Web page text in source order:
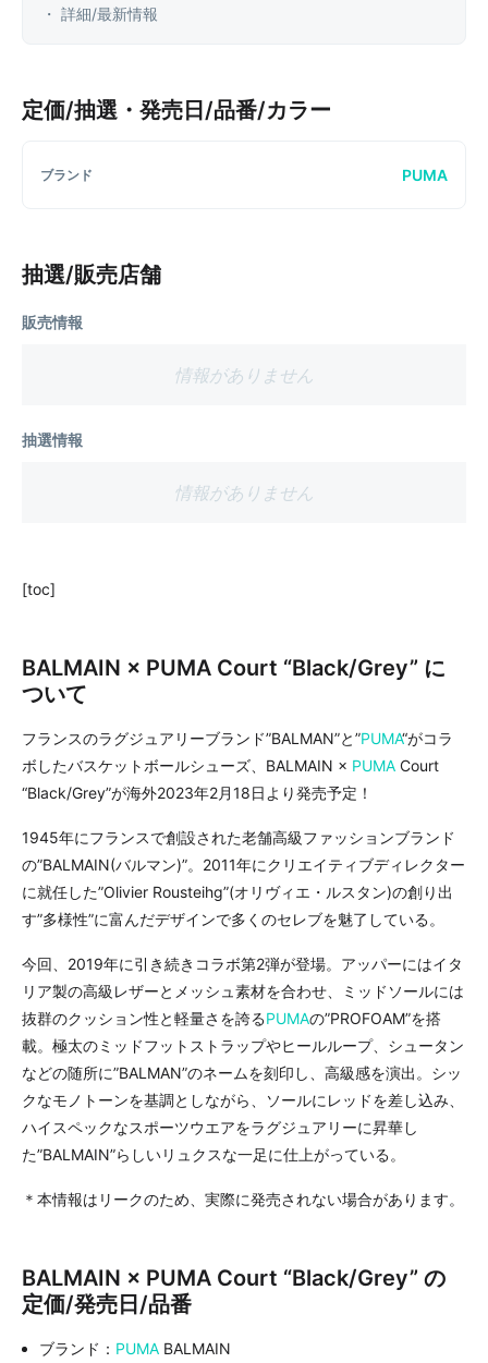
・ 詳細/最新情報
定価/抽選・発売日/品番/カラー
ブランド PUMA
抽選/販売店舗
販売情報
情報がありません
抽選情報
情報がありません
[toc]
BALMAIN × PUMA Court “Black/Grey” に
ついて
フランスのラグジュアリーブランド”BALMAN”と”PUMA“がコラ
ボしたバスケットボールシューズ、BALMAIN × PUMA Court
“Black/Grey”が海外2023年2月18日より発売予定！
1945年にフランスで創設された老舗高級ファッションブランド
の”BALMAIN(バルマン)”。2011年にクリエイティブディレクター
に就任した”Olivier Rousteihg”(オリヴィエ・ルスタン)の創り出
す”多様性”に富んだデザインで多くのセレブを魅了している。
今回、2019年に引き続きコラボ第2弾が登場。アッパーにはイタ
リア製の高級レザーとメッシュ素材を合わせ、ミッドソールには
抜群のクッション性と軽量さを誇るPUMAの”PROFOAM”を搭
載。極太のミッドフットストラップやヒールループ、シュータン
などの随所に”BALMAN”のネームを刻印し、高級感を演出。シッ
クなモノトーンを基調としながら、ソールにレッドを差し込み、
ハイスペックなスポーツウエアをラグジュアリーに昇華し
た”BALMAIN”らしいリュクスな一足に仕上がっている。
＊本情報はリークのため、実際に発売されない場合があります。
BALMAIN × PUMA Court “Black/Grey” の
定価/発売日/品番
ブランド： PUMA BALMAIN